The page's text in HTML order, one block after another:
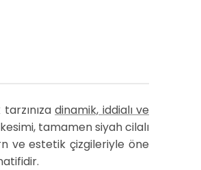
dinamik, iddialı ve
tamamen siyah cilalı
ve estetik çizgileriyle öne